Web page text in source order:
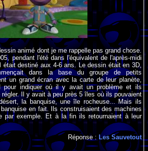
animé dont je me rappelle pas grand chose.
pendant l'été dans l'équivalent de l'après-midi
était destiné aux 4-6 ans. Le dessin était en 3D,
dans la base du groupe de petits
un grand écran avec la carte de leur planète,
pour indiquer où il y avait un problème et ils
Il y avait à peu près 5 îles où ils pouvaient
la banquise, une île rocheuse... Mais ils
en fait. Ils construisaient des machines
par exemple. Et à la fin ils retournaient à leur
Réponse : Les Sauvetout